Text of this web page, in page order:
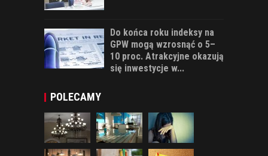
Do końca roku indeksy na
GPW mogą wzrosnąć o 5–
10 proc. Atrakcyjne okazują
się inwestycje w...
POLECAMY